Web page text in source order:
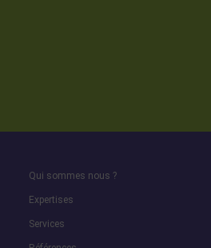
Qui sommes nous ?
Expertises
Services